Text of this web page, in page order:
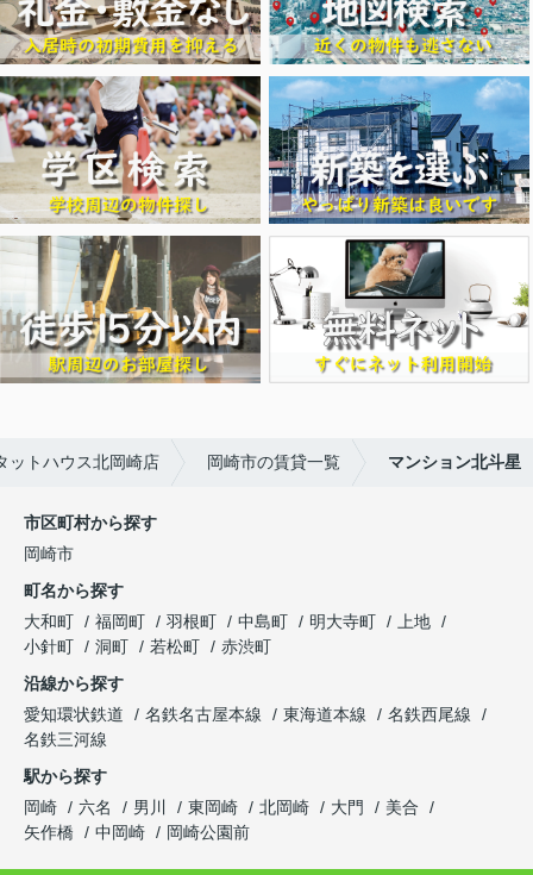
ットハウス北岡崎店 岡崎市の賃貸一覧 マンション北斗星
市区町村から探す
岡崎市
町名から探す
大和町
福岡町 羽根町 中島町 明大寺町
上地
小針町
洞町 若松町
赤渋町
沿線から探す
愛知環状鉄道
名鉄名古屋本線 東海道本線
名鉄西尾線
名鉄三河線
駅から探す
岡崎
六名 男川 東岡崎 北岡崎 大門
美合
矢作橋
中岡崎 岡崎公園前